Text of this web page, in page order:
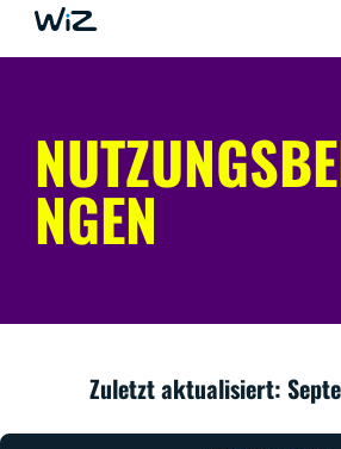
NGEN
Zuletzt aktualisiert: